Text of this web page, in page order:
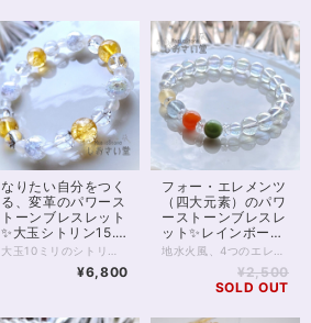
なりたい自分をつく
る、変革のパワース
トーンブレスレット
✨大玉シトリン15.5
㎝
¥6,800
フォー・エレメンツ
（四大元素）のパワ
ーストーンブレスレ
ット✨レインボーオ
ーラ16cm
¥2,500
SOLD OUT